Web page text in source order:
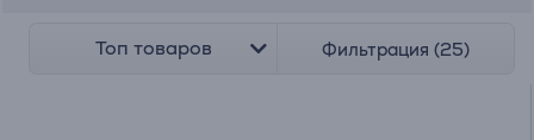
Топ товаров Фильтрация (25)